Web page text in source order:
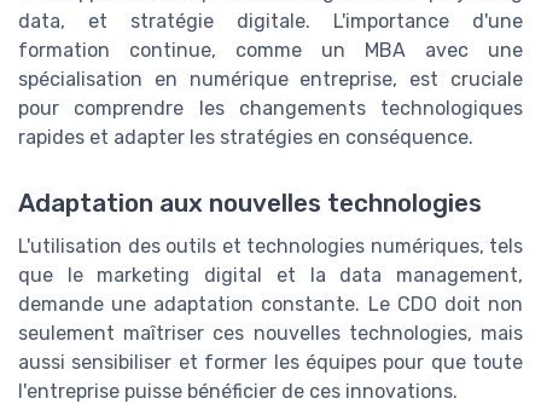
data, et stratégie digitale. L'importance d'une
formation continue, comme un MBA avec une
spécialisation en numérique entreprise, est cruciale
pour comprendre les changements technologiques
rapides et adapter les stratégies en conséquence.
Adaptation aux nouvelles technologies
L'utilisation des outils et technologies numériques, tels
que le marketing digital et la data management,
demande une adaptation constante. Le CDO doit non
seulement maîtriser ces nouvelles technologies, mais
aussi sensibiliser et former les équipes pour que toute
l'entreprise puisse bénéficier de ces innovations.